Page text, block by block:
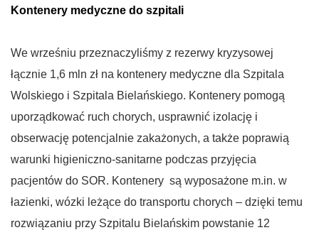
Kontenery medyczne do szpitali
We wrześniu przeznaczyliśmy z rezerwy kryzysowej
łącznie 1,6 mln zł na kontenery medyczne dla Szpitala
Wolskiego i Szpitala Bielańskiego. Kontenery pomogą
uporządkować ruch chorych, usprawnić izolację i
obserwację potencjalnie zakażonych, a także poprawią
warunki higieniczno-sanitarne podczas przyjęcia
pacjentów do SOR. Kontenery są wyposażone m.in. w
łazienki, wózki leżące do transportu chorych – dzięki temu
rozwiązaniu przy Szpitalu Bielańskim powstanie 12